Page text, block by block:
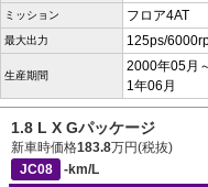
ミッション フロア4AT
最大出力 125ps/
生産期間
2000年05月
1年06月
1.8 L X Gパッケージ
新車時価格183.8万円(税抜)
JC08
-km/L